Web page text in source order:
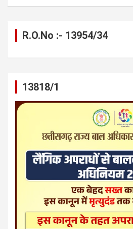
R.O.No :- 13954/34
13818/1